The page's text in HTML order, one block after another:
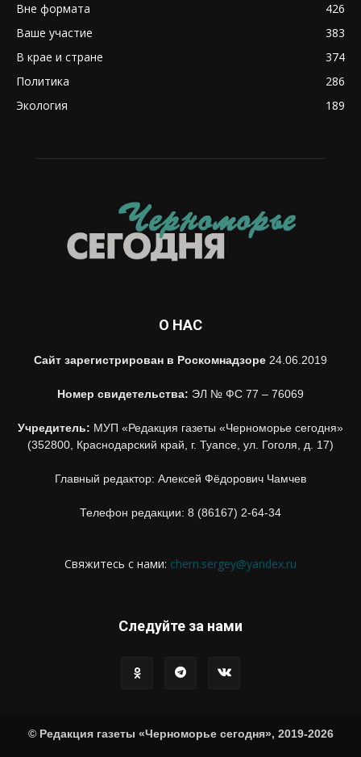
Вне формата
426
Ваше участие
383
В крае и стране
374
Политика
286
Экология
189
О НАС
Сайт зарегистрирован в Роскомнадзоре 24.06.2019
Номер свидетельства: ЭЛ № ФС 77 – 76069
Учредитель: МУП «Редакция газеты «Черноморье сегодня»
(352800, Краснодарский край, г. Туапсе, ул. Гоголя, д. 17)
Главный редактор: Алексей Фёдорович Чамчев
Телефон редакции: 8 (86167) 2-64-34
Свяжитесь с нами: chern.sergey@yandex.ru
Следуйте за нами
© Редакция газеты «Черноморье сегодня», 2019-2026